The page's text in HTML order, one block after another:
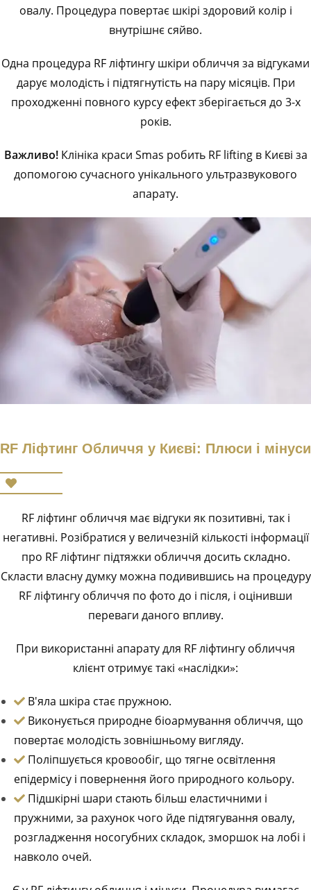
овалу. Процедура повертає шкірі здоровий колір і
внутрішнє сяйво.
Одна процедура RF ліфтингу шкіри обличчя за відгуками
дарує молодість і підтягнутість на пару місяців. При
проходженні повного курсу ефект зберігається до 3-х
років.
Важливо!Клініка краси Smas робить RF lifting в Києві за
допомогою сучасного унікального ультразвукового
апарату.
RF Ліфтинг Обличчя у Києві: Плюси і мінуси
RF ліфтинг обличчя має відгуки як позитивні, так і
негативні. Розібратися у величезній кількості інформації
про RF ліфтинг підтяжки обличчя досить складно.
Скласти власну думку можна подивившись на процедуру
RF ліфтингу обличчя по фото до і після, і оцінивши
переваги даного впливу.
При використанні апарату для RF ліфтингу обличчя
клієнт отримує такі «наслідки»:
В'яла шкіра стає пружною.
Виконується природне біоармування обличчя, що
повертає молодість зовнішньому вигляду.
Поліпшується кровообіг, що тягне освітлення
епідермісу і повернення його природного кольору.
Підшкірні шари стають більш еластичними і
пружними, за рахунок чого йде підтягування овалу,
розгладження носогубних складок, зморшок на лобі і
навколо очей.